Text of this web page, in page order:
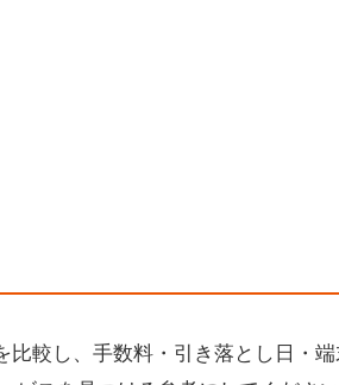
較し、手数料・引き落とし日・